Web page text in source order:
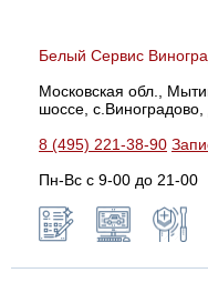
Белый Сервис
Московская обл.,
шоссе,
8 (495) 221-38-90
Пн-Вс с 9-00 до 21-00